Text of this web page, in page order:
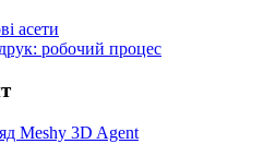
асети
робочий процес
Meshy 3D Agent